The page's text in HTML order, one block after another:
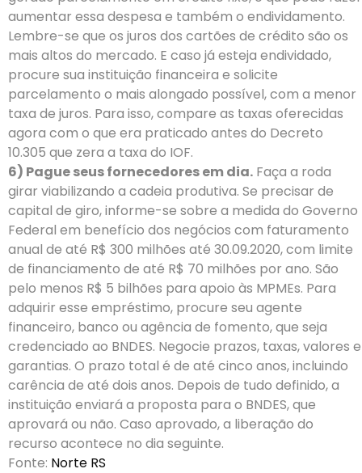
aumentar essa despesa e também o endividamento.
Lembre-se que os juros dos cartões de crédito são os
mais altos do mercado. E caso já esteja endividado,
procure sua instituição financeira e solicite
parcelamento o mais alongado possível, com a menor
taxa de juros. Para isso, compare as taxas oferecidas
agora com o que era praticado antes do Decreto
10.305 que zera a taxa do IOF.
6) Pague seus fornecedores em dia. Faça a roda
girar viabilizando a cadeia produtiva. Se precisar de
capital de giro, informe-se sobre a medida do Governo
Federal em benefício dos negócios com faturamento
anual de até R$ 300 milhões até 30.09.2020, com limite
de financiamento de até R$ 70 milhões por ano. São
pelo menos R$ 5 bilhões para apoio às MPMEs. Para
adquirir esse empréstimo, procure seu agente
financeiro, banco ou agência de fomento, que seja
credenciado ao BNDES. Negocie prazos, taxas, valores e
garantias. O prazo total é de até cinco anos, incluindo
carência de até dois anos. Depois de tudo definido, a
instituição enviará a proposta para o BNDES, que
aprovará ou não. Caso aprovado, a liberação do
recurso acontece no dia seguinte.
Fonte: Norte RS